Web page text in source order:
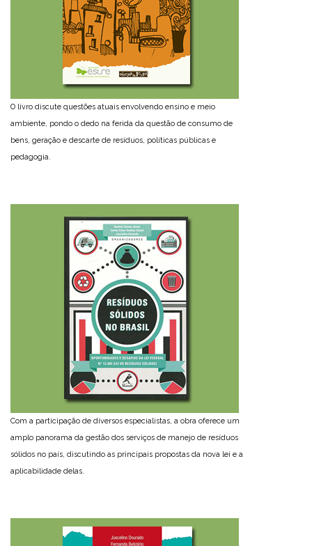
O livro discute questões atuais envolvendo ensino e meio
ambiente, pondo o dedo na ferida da questão de consumo de
bens, geração e descarte de resíduos, políticas públicas e
pedagogia.
Com a participação de diversos especialistas, a obra oferece um
amplo panorama da gestão dos serviços de manejo de resíduos
sólidos no país, discutindo as principais propostas da nova lei e a
aplicabilidade delas.